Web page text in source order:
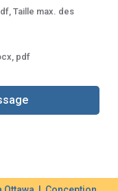
Taille max. des
pdf